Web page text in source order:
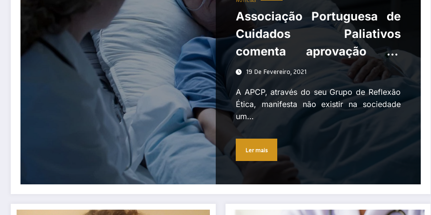
Associação Portuguesa de
Cuidados Paliativos
comenta aprovação da
despenalização de morte
medicamente assistida
19 De Fevereiro, 2021
A APCP, através do seu Grupo de Reflexão
Ética, manifesta não existir na sociedade
um…
Ler mais